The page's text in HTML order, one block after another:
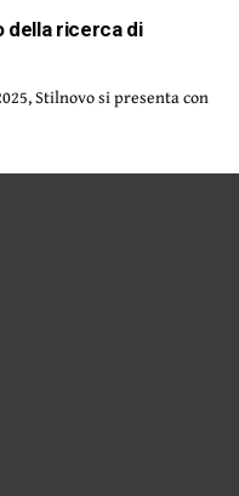
della ricerca di
Stilnovo si presenta con